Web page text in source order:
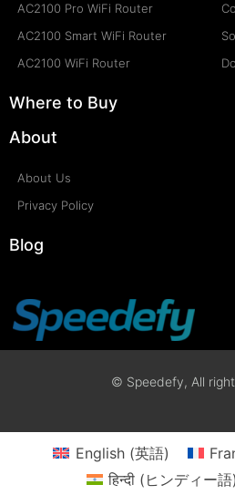
AC2100 Pro WiFi Router
AC2100 Smart WiFi Router
AC2100 WiFi Router
Where to Buy
About
About Us
Privacy Policy
Blog
© Speedefy, All
English(英語)
हिन्दी ( ヒンディー語)